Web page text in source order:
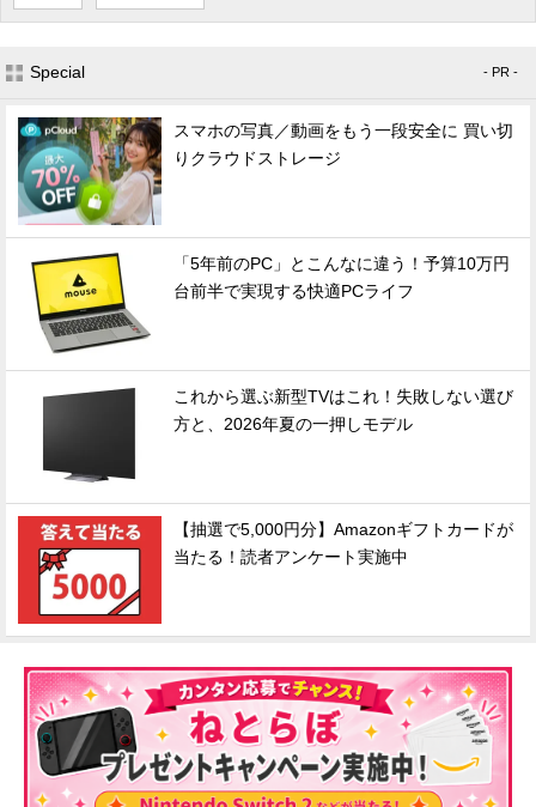
Special - PR -
スマホの写真／動画をもう一段安全に 買い切
りクラウドストレージ
「5年前のPC」とこんなに違う！予算10万円
台前半で実現する快適PCライフ
これから選ぶ新型TVはこれ！失敗しない選び
方と、2026年夏の一押しモデル
【抽選で5,000円分】Amazonギフトカードが
当たる！読者アンケート実施中